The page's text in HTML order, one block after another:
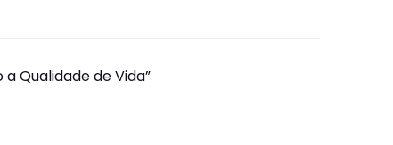
Qualidade de Vida”